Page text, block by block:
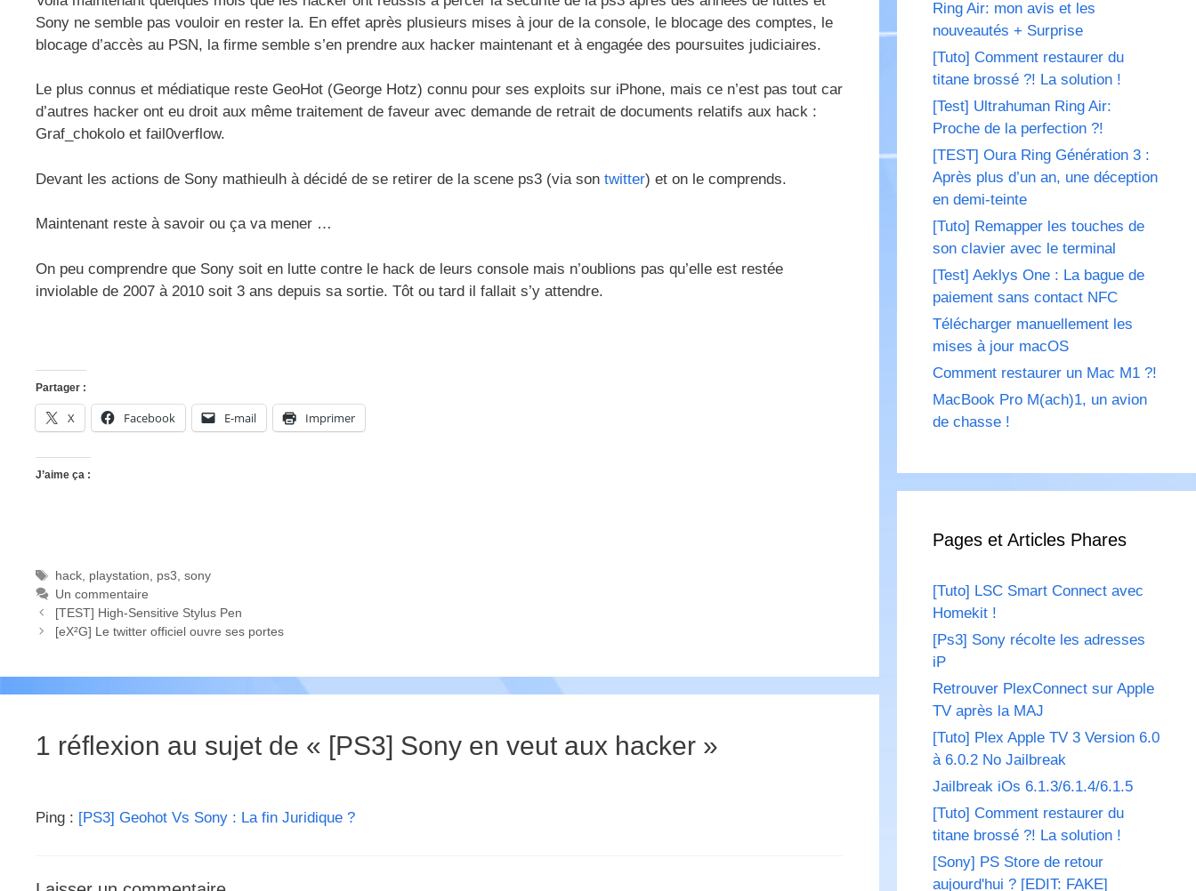
Sony ne semble pas vouloir en rester la. En effet après plusieurs mises à jour de la console, le blocage des comptes, le
blocage d’accès au PSN, la firme semble s’en prendre aux hacker maintenant et à engagée des poursuites judiciaires.
Le plus connus et médiatique reste GeoHot (George Hotz) connu pour ses exploits sur iPhone, mais ce n’est pas tout car
d’autres hacker ont eu droit aux même traitement de faveur avec demande de retrait de documents relatifs aux hack :
Graf_chokolo et fail0verflow.
Devant les actions de Sony mathieulh à décidé de se retirer de la scene ps3 (via son twitter) et on le comprends.
Maintenant reste à savoir ou ça va mener …
On peu comprendre que Sony soit en lutte contre le hack de leurs console mais n’oublions pas qu’elle est restée
inviolable de 2007 à 2010 soit 3 ans depuis sa sortie. Tôt ou tard il fallait s’y attendre.
Partager :
X Facebook E-mail Imprimer
J’aime ça :
Étiquettes
hack, playstation ps3 sony
Un commentaire
[TEST] High-Sensitive Stylus Pen
[eX²G] Le twitter officiel ouvre ses portes
1 réflexion au sujet de « [PS3] Sony en veut aux hacker »
Ping : [PS3] Geohot Vs Sony : La fin Juridique ?
Ring Air: mon avis et les
nouveautés + Surprise
[Tuto] Comment restaurer du
titane brossé ?! La solution !
[Test] Ultrahuman Ring Air:
Proche de la perfection ?!
[TEST] Oura Ring Génération 3 :
Après plus d’un an, une déception
en demi-teinte
[Tuto] Remapper les touches de
son clavier avec le terminal
[Test] Aeklys One : La bague de
paiement sans contact NFC
Télécharger manuellement les
mises à jour macOS
Comment restaurer un Mac M1 ?!
MacBook Pro M(ach)1, un avion
de chasse !
Pages et Articles Phares
[Tuto] LSC Smart Connect avec
Homekit !
[Ps3] Sony récolte les adresses
iP
Retrouver PlexConnect sur Apple
TV après la MAJ
[Tuto] Plex Apple TV 3 Version 6.0
à 6.0.2 No Jailbreak
Jailbreak iOs 6.1.3/6.1.4/6.1.5
[Tuto] Comment restaurer du
titane brossé ?! La solution !
[Sony] PS Store de retour
aujourd'hui ? [EDIT: FAKE]